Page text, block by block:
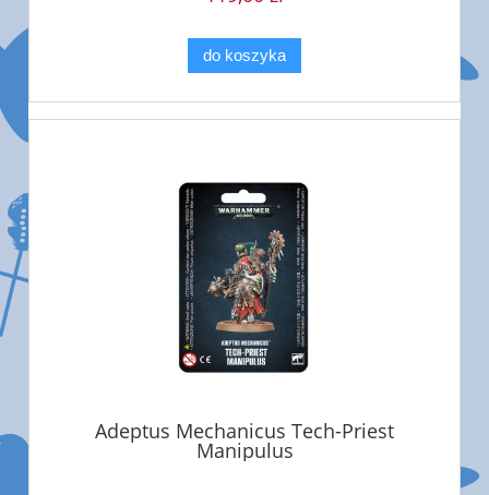
do koszyka
Adeptus Mechanicus Tech-Priest
Manipulus